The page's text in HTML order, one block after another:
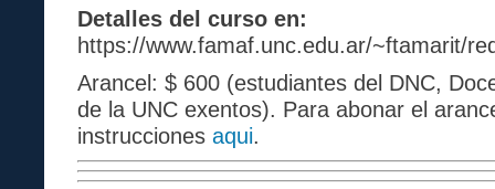
Detalles del curso en:
https://www.famaf.unc.edu.ar/~ftamarit/
Arancel: $ 600 (estudiantes del DNC,
de la UNC exentos). Para abonar el
instrucciones aqui.